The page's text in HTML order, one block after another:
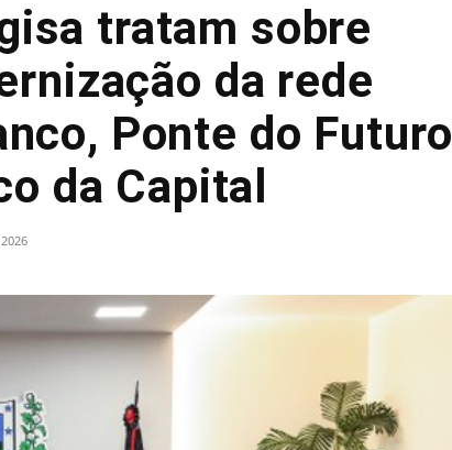
tratam sobre
da rede
Ponte do Futuro
da Capital